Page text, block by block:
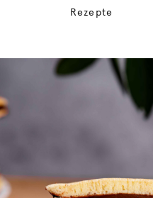
Rezepte